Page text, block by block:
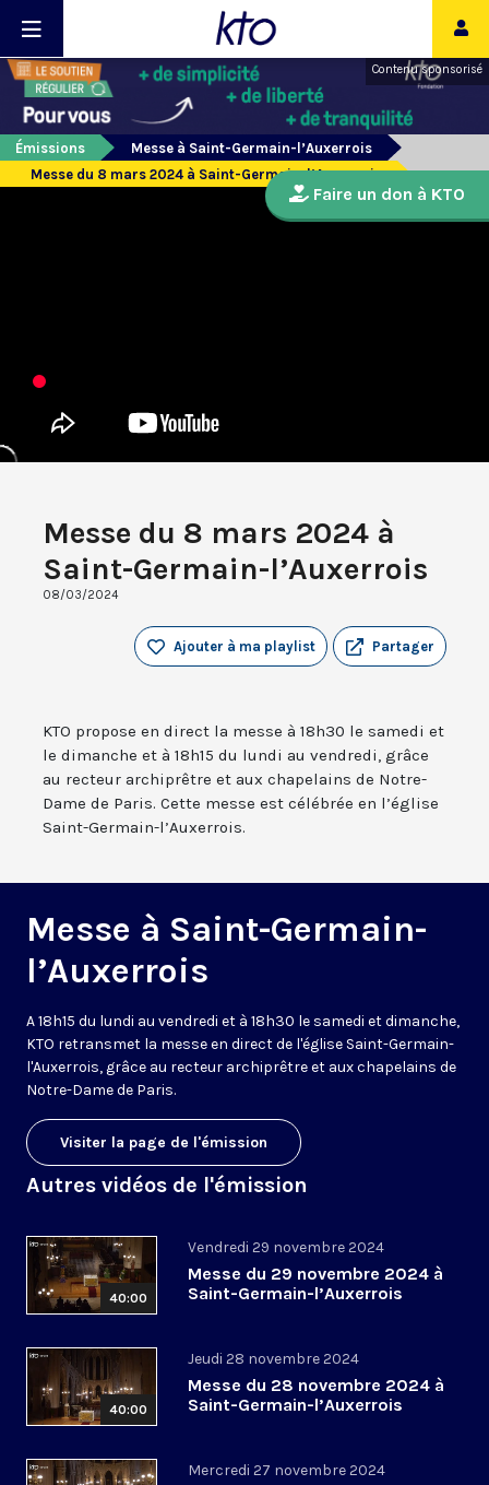
Contenu sponsorisé
Émissions
Messe à Saint-Germain-l’Auxerrois
Messe du 8 mars 2024 à Saint-Germain-l’Auxerrois
Messe du 8 mars 2024 à
Saint-Germain-l’Auxerrois
08/03/2024
Partager
Ajouter à ma playlist
KTO propose en direct la messe à 18h30 le samedi et
le dimanche et à 18h15 du lundi au vendredi, grâce
au recteur archiprêtre et aux chapelains de Notre-
Dame de Paris. Cette messe est célébrée en l’église
Saint-Germain-l’Auxerrois.
Messe à Saint-Germain-
l’Auxerrois
A 18h15 du lundi au vendredi et à 18h30 le samedi et dimanche,
KTO retransmet la messe en direct de l'église Saint-Germain-
l'Auxerrois, grâce au recteur archiprêtre et aux chapelains de
Notre-Dame de Paris.
Visiter la page de l'émission
Autres vidéos de l'émission
40:00
Vendredi 29 novembre 2024
Messe du 29 novembre 2024 à
Saint-Germain-l’Auxerrois
40:00
Jeudi 28 novembre 2024
Messe du 28 novembre 2024 à
Saint-Germain-l’Auxerrois
Mercredi 27 novembre 2024
Faire un don à KTO